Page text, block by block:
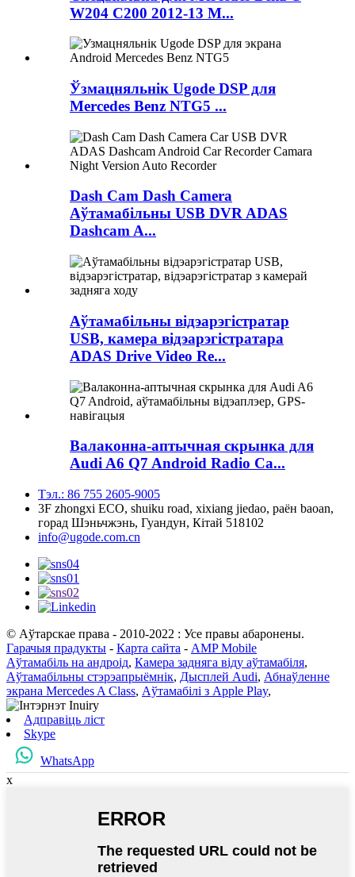
W204 C200 2012-13 M...
Ўзмацняльнік Ugode DSP для
Mercedes Benz NTG5 ...
Dash Cam Dash Camera
Аўтамабільны USB DVR ADAS
Dashcam A...
Аўтамабільны відэарэгістратар
USB, камера відэарэгістратара
ADAS Drive Video Re...
Валаконна-аптычная скрынка для
Audi A6 Q7 Android Radio Ca...
Тэл.: 86 755 2605-9005
3F zhongxi ECO, shuiku road, xixiang jiedao, раён baoan,
горад Шэньчжэнь, Гуандун, Кітай 518102
info@ugode.com.cn
© Аўтарскае права - 2010-2022 : Усе правы абаронены.
Гарачыя прадукты - Карта сайта - AMP Mobile
Аўтамабіль на андроід, Камера задняга віду аўтамабіля,
Аўтамабільны стэрэапрыёмнік, Дысплей Audi, Абнаўленне
экрана Mercedes A Class, Аўтамабілі з Apple Play,
Адправіць ліст
Skype
WhatsApp
x